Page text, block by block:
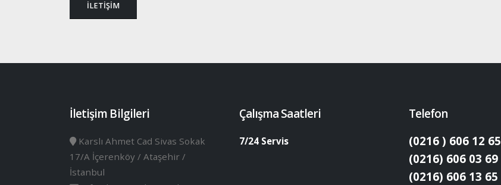
İLETİŞİM
İletişim Bilgileri
Karslı Ahmet Cad Sivas Sokak
17/A İçerenköy / Ataşehir /
İstanbul
Çalışma Saatleri
7/24 Servis
Telefon
(0216 ) 606 12 65
(0216) 606 03 69
(0216) 606 13 65